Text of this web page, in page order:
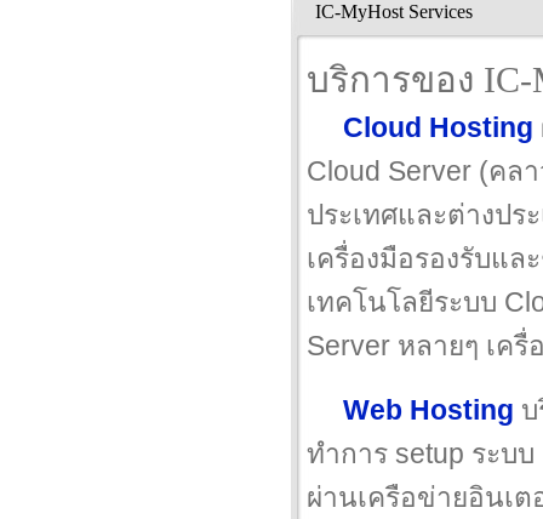
IC-MyHost Services
บริการของ IC-
Cloud Hosting
Cloud Server (คล
ประเทศและต่างปร
เครื่องมือรองรับแ
เทคโนโลยีระบบ
Server หลายๆ เครื่
Web Hosting
ทำการ setup ระบ
ผ่านเครือข่ายอินเ